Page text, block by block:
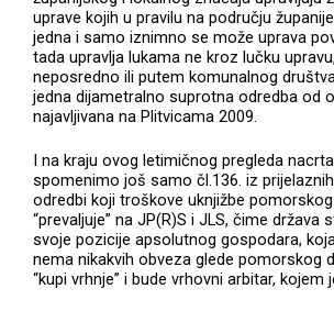
uprave kojih u pravilu na području
jedna i samo iznimno se može uprava
tada upravlja lukama ne kroz lučku
neposredno ili putem komunalnog
jedna dijametralno suprotna odredba od
najavljivana na Plitvicama 2009.
I na kraju ovog letimičnog pregleda
spomenimo još samo čl.136. iz
odredbi koji troškove uknjižbe
“prevaljuje” na JP(R)S i JLS, čime država
svoje pozicije apsolutnog gospodara,
nema nikakvih obveza glede pomorskog
“kupi vrhnje” i bude vrhovni arbitar, kojem